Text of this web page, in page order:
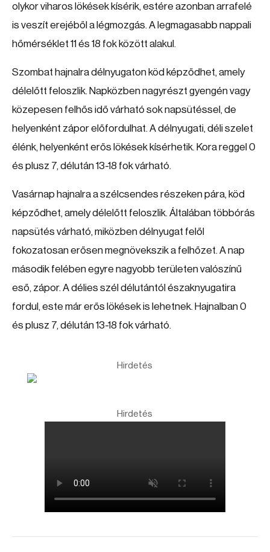
olykor viharos lökések kísérik, estére azonban arrafelé
is veszít erejéből a légmozgás. A legmagasabb nappali
hőmérséklet 11 és 18 fok között alakul.
Szombat hajnalra délnyugaton köd képződhet, amely
délelőtt feloszlik. Napközben nagyrészt gyengén vagy
közepesen felhős idő várható sok napsütéssel, de
helyenként zápor előfordulhat. A délnyugati, déli szelet
élénk, helyenként erős lökések kísérhetik. Kora reggel 0
és plusz 7, délután 13-18 fok várható.
Vasárnap hajnalra a szélcsendes részeken pára, köd
képződhet, amely délelőtt feloszlik. Általában többórás
napsütés várható, miközben délnyugat felől
fokozatosan erősen megnövekszik a felhőzet. A nap
második felében egyre nagyobb területen valószínű
eső, zápor. A délies szél délutántól északnyugatira
fordul, este már erős lökések is lehetnek. Hajnalban 0
és plusz 7, délután 13-18 fok várható.
Hirdetés
Hirdetés